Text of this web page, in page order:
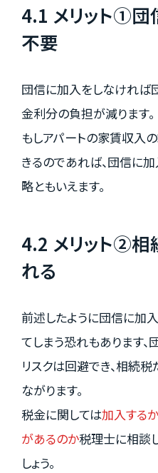
4.1 メリット①
不要
団信に加入をしなければ
金利分の負担が減ります。
もしアパートの家賃収入
きるのであれば、団信に
略ともいえます。
4.2 メリット②相
れる
前述したように団信に加
てしまう恐れもあります
リスクは回避でき、相続
ながります。
税金に関しては加入する
があるのか税理士に相談
しょう。